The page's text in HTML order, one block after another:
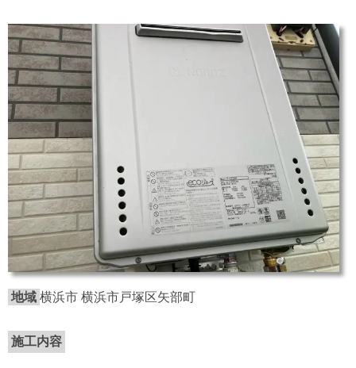
地域 横浜市 横浜市戸塚区矢部町
施工内容